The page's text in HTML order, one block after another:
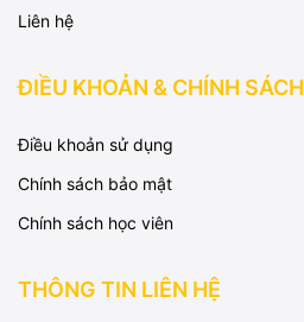
Liên hệ
ĐIỀU KHOẢN & CHÍNH SÁCH
Điều khoản sử dụng
Chính sách bảo mật
Chính sách học viên
THÔNG TIN LIÊN HỆ